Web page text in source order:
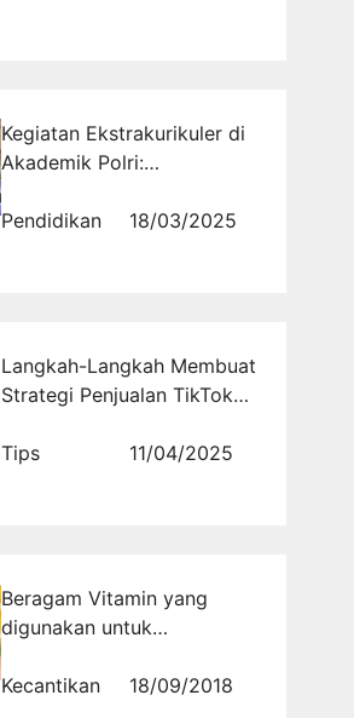
Kegiatan Ekstrakurikuler di
Akademik Polri:
Pendidikan
18/03/2025
Langkah-Langkah Membuat
Strategi Penjualan TikTok
Tips
11/04/2025
Beragam Vitamin yang
digunakan untuk
Kecantikan
18/09/2018